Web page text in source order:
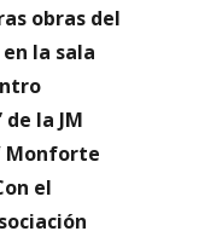
obras del
la sala
la JM
Monforte
el